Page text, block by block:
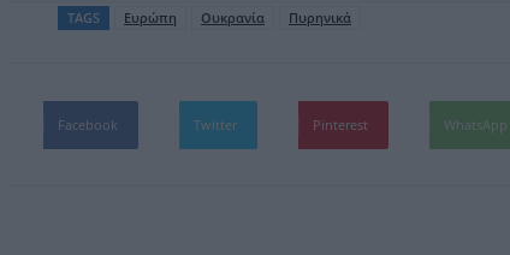
TAGS Ευρώπη Ουκρανία Πυρηνικά
Facebook Twitter Pinterest WhatsApp